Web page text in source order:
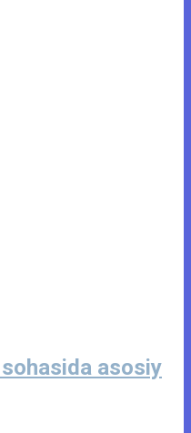
asosiy